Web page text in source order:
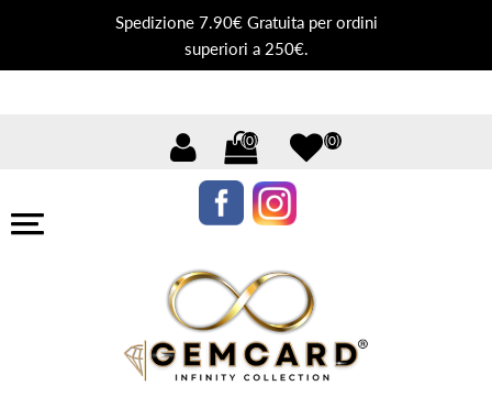
Spedizione 7.90€ Gratuita per ordini
superiori a 250€.
(0) (0)